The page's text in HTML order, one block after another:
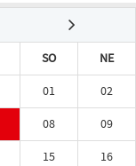
SO
NE
01
02
08
09
15
16